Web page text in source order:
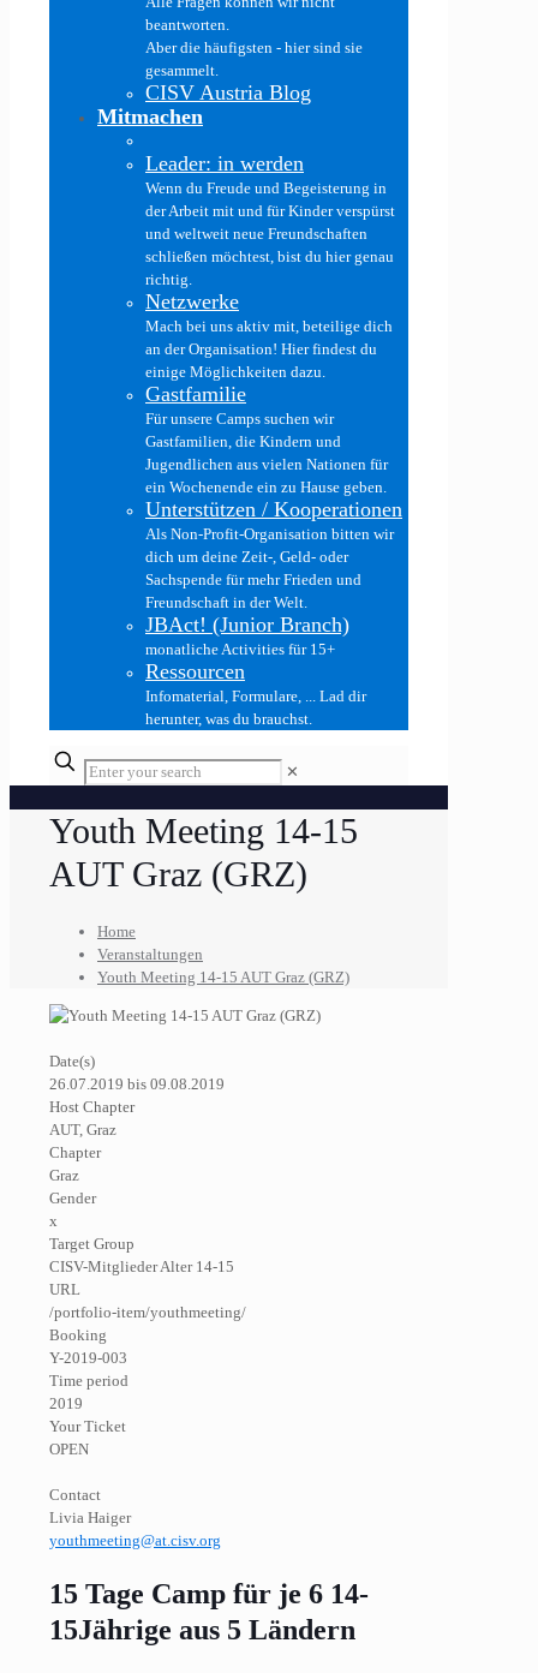
beantworten.
Aber die häufigsten - hier sind sie
gesammelt.
CISV Austria Blog
Mitmachen
Leader: in werden
Wenn du Freude und Begeisterung in
der Arbeit mit und für Kinder verspürst
und weltweit neue Freundschaften
schließen möchtest, bist du hier genau
richtig.
Netzwerke
Mach bei uns aktiv mit, beteilige dich
an der Organisation! Hier findest du
einige Möglichkeiten dazu.
Gastfamilie
Für unsere Camps suchen wir
Gastfamilien, die Kindern und
Jugendlichen aus vielen Nationen für
ein Wochenende ein zu Hause geben.
Unterstützen / Kooperationen
Als Non-Profit-Organisation bitten wir
dich um deine Zeit-, Geld- oder
Sachspende für mehr Frieden und
Freundschaft in der Welt.
JBAct! (Junior Branch)
monatliche Activities für 15+
Ressourcen
Infomaterial, Formulare, ... Lad dir
herunter, was du brauchst.
✕
Youth Meeting 14-15
AUT Graz (GRZ)
Home
Veranstaltungen
Youth Meeting 14-15 AUT Graz (GRZ)
Date(s)
26.07.2019 bis 09.08.2019
Host Chapter
AUT, Graz
Chapter
Graz
Gender
x
Target Group
CISV-Mitglieder Alter 14-15
URL
/portfolio-item/youthmeeting/
Booking
Y-2019-003
Time period
2019
Your Ticket
OPEN
Contact
Livia Haiger
youthmeeting@at.cisv.org
15 Tage Camp für je 6 14-
15Jährige aus 5 Ländern